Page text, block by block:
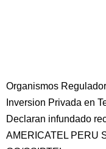
Organismos
Inversion Privada en
Declaran infundado
AMERICATEL PERU